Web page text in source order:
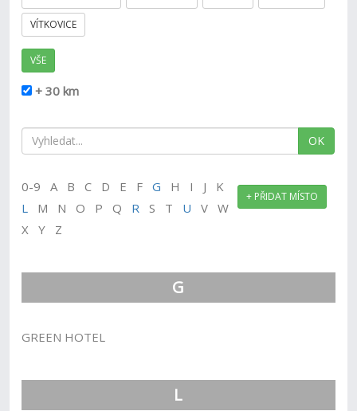
VÍTKOVICE
VŠE
+ 30 km
OK
+ PŘIDAT MÍSTO
0-9 A B C D E FG H I J K
L
M N O P Q R S T U V W
X Y Z
G
GREEN HOTEL
L